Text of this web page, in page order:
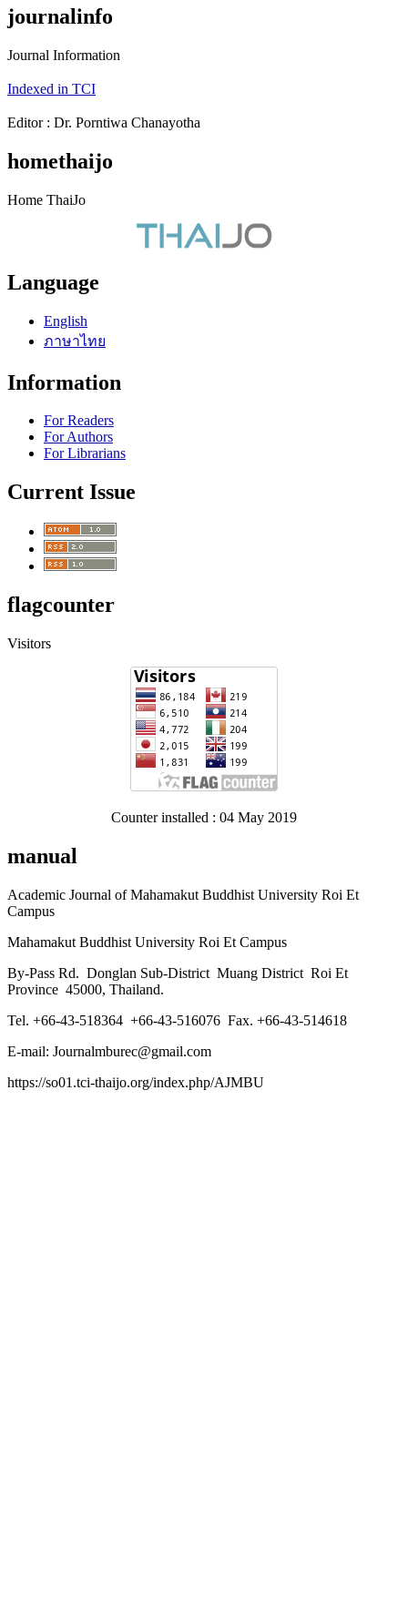
journalinfo
Journal Information
Indexed in TCI
Editor : Dr. Porntiwa Chanayotha
homethaijo
Home ThaiJo
Language
English
ภาษาไทย
Information
For Readers
For Authors
For Librarians
Current Issue
flagcounter
Visitors
Counter installed : 04 May 2019
manual
Academic Journal of Mahamakut Buddhist University Roi Et
Campus
Mahamakut Buddhist University Roi Et Campus
By-Pass Rd. Donglan Sub-District Muang District Roi Et
Province 45000, Thailand.
Tel. +66-43-518364 +66-43-516076 Fax. +66-43-514618
E-mail: Journalmburec@gmail.com
https://so01.tci-thaijo.org/index.php/AJMBU